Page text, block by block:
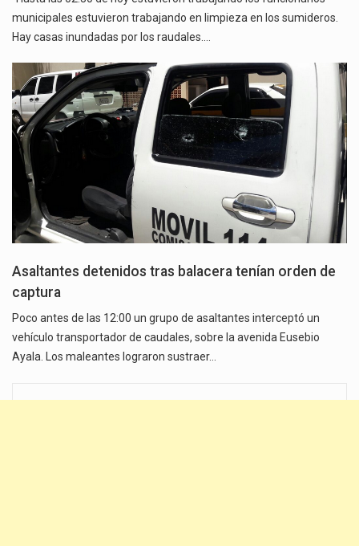
municipales estuvieron trabajando en limpieza en los sumideros.
Hay casas inundadas por los raudales.…
Asaltantes detenidos tras balacera tenían orden de
captura
Poco antes de las 12:00 un grupo de asaltantes interceptó un
vehículo transportador de caudales, sobre la avenida Eusebio
Ayala. Los maleantes lograron sustraer…